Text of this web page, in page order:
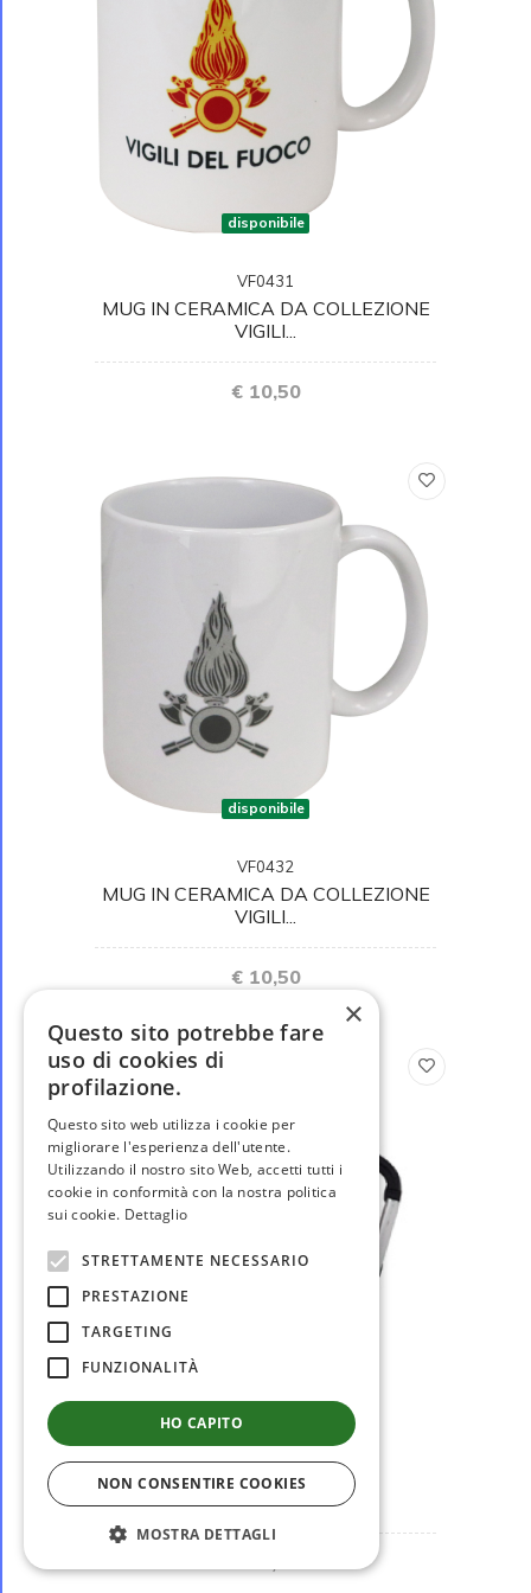
disponibile
VF0431
MUG IN CERAMICA DA COLLEZIONE
VIGILI...
€ 10,50
disponibile
VF0432
MUG IN CERAMICA DA COLLEZIONE
VIGILI...
€ 10,50
VF0440
TAZZA IN ACCIAIO CON
MOSCHETTONE VIGILI...
×
Questo sito potrebbe fare
uso di cookies di
profilazione.
Questo sito web utilizza i cookie per
migliorare l'esperienza dell'utente.
Utilizzando il nostro sito Web, accetti tutti i
cookie in conformità con la nostra politica
sui cookie. Dettaglio
STRETTAMENTE NECESSARIO
PRESTAZIONE
TARGETING
FUNZIONALITÀ
HO CAPITO
NON CONSENTIRE COOKIES
MOSTRA DETTAGLI